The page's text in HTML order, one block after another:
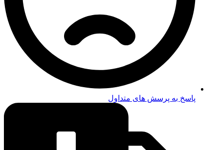
پاسخ به پرسش های متداول